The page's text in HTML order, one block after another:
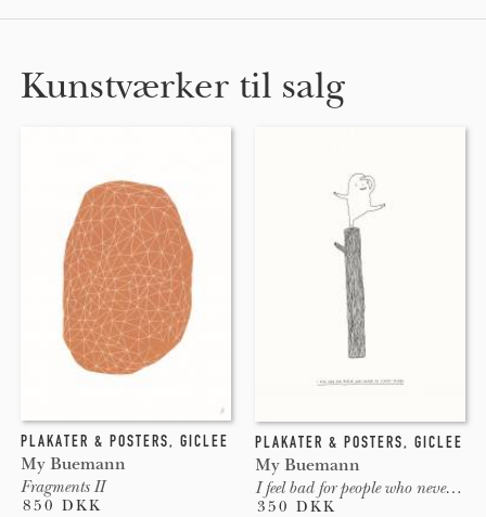
Kunstværker til salg
PLAKATER & POSTERS, GICLEE
My Buemann
Fragments II
850 DKK
PLAKATER & POSTERS, GICLEE
My Buemann
I feel bad for people who never do stupid things
350 DKK